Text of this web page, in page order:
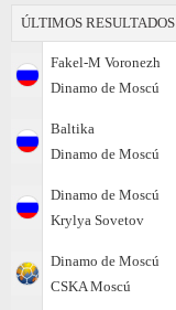
ÚLTIMOS RESULTADOS
Fakel-M Voronezh
Dinamo de Moscú
Baltika
Dinamo de Moscú
Dinamo de Moscú
Krylya Sovetov
Dinamo de Moscú
CSKA Moscú